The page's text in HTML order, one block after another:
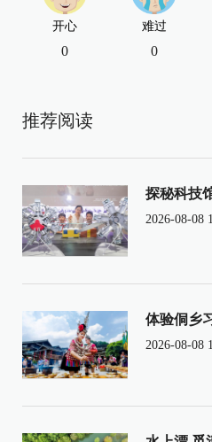
开心
0
难过
0
推荐阅读
探秘科技
2026-08-08
体验侗乡
2026-08-08